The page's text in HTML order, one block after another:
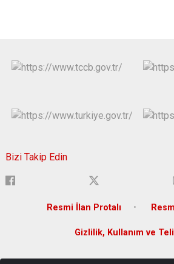
Bizi Takip Edin
Resmi İlan Protalı
Gizlilik, Kullanım ve